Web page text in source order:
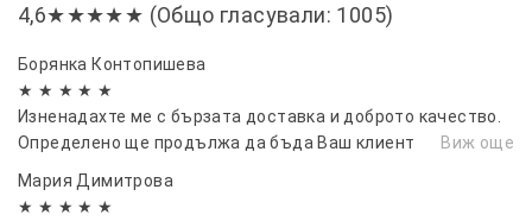
4,6★★★★★ (Общо гласували: 1005)
Борянка Контопишева
★ ★ ★ ★ ★
Изненадахте ме с бързата доставка и доброто качество.
Определено ще продължа да бъда Ваш клиент
Виж още
Мария Димитрова
★ ★ ★ ★ ★